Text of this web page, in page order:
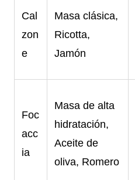
Cal
zon
e
Masa clásica,
Ricotta,
Jamón
Foc
acc
ia
Masa de alta
hidratación,
Aceite de
oliva, Romero